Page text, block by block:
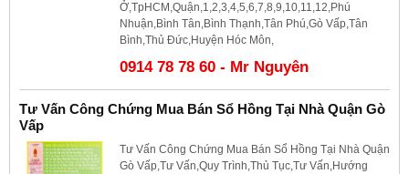
Ở,TpHCM,Quận,1,2,3,4,5,6,7,8,9,10,11,12,Phú
Nhuận,Bình Tân,Bình Thạnh,Tân Phú,Gò Vấp,Tân
Bình,Thủ Đức,Huyện Hóc Môn,
0914 78 78 60 - Mr Nguyên
Tư Vấn Công Chứng Mua Bán Sổ Hồng Tại Nhà Quận Gò
Vấp
Tư Vấn Công Chứng Mua Bán Sổ Hồng Tại Nhà Quận
Gò Vấp,Tư Vấn,Quy Trình,Thủ Tục,Tư Vấn,Hướng